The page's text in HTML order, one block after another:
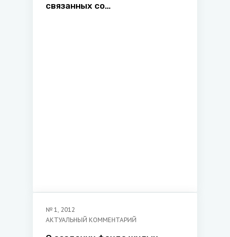
связанных со
№ 1, 2012
АКТУАЛЬНЫЙ КОММЕНТАРИЙ